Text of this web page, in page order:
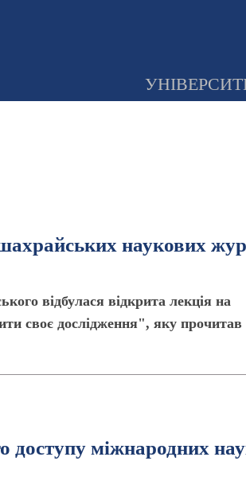
наукових
відбулася відкрита лекція на
своє дослідження", яку прочитав
доступу міжнародних